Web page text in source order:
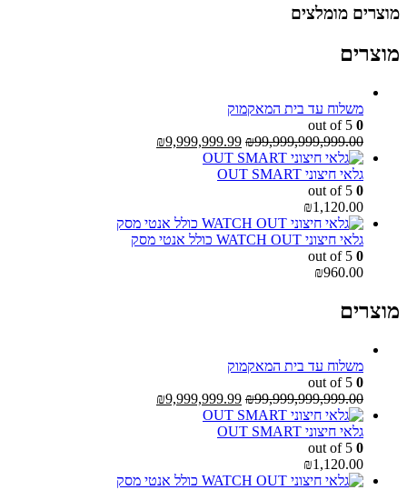
מוצרים מומלצים
מוצרים
משלוח עד בית המאקמוק
0
₪99,999,999,999.00
המחיר
המקורי
היה:
₪9,999,999.99
גלאי חיצוני OUT SMART
0
₪1,120.00
גלאי חיצוני WATCH OUT כולל אנטי מסק
0
₪960.00
מוצרים
משלוח עד בית המאקמוק
0
₪99,999,999,999.00
המחיר
המקורי
היה:
₪9,999,999.99
גלאי חיצוני OUT SMART
0
₪1,120.00